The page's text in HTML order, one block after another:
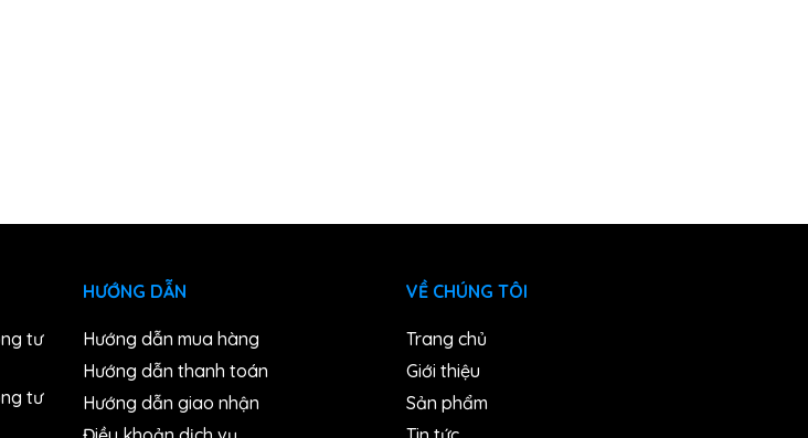
tư
tư
HƯỚNG DẪN
Hướng dẫn mua hàng
Hướng dẫn thanh toán
Hướng dẫn giao nhận
VỀ CHÚNG TÔI
Trang chủ
Giới thiệu
Sản phẩm